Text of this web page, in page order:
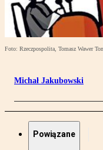
Foto: Rzeczpospolita, Tomasz Wawer
Michał Jakubowski
Powiązane